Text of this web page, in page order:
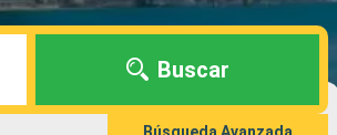
Buscar